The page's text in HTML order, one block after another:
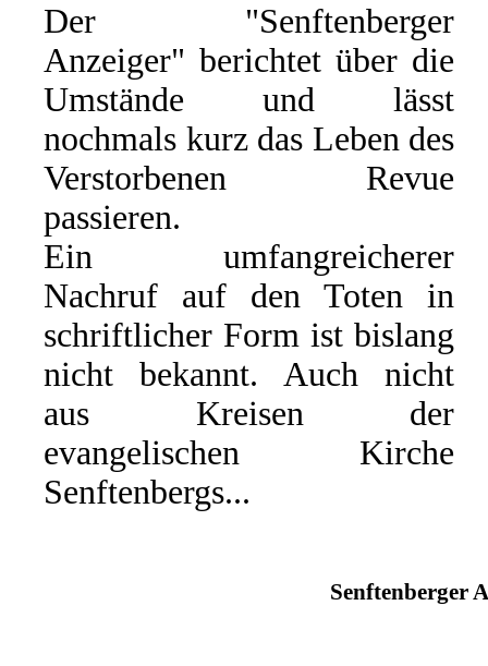
Der "Senftenberger
Anzeiger" berichtet über die
Umstände und lässt
nochmals kurz das Leben des
Verstorbenen Revue
passieren.
Ein umfangreicherer
Nachruf auf den Toten in
schriftlicher Form ist bislang
nicht bekannt. Auch nicht
aus Kreisen der
evangelischen Kirche
Senftenbergs...
Senftenberger